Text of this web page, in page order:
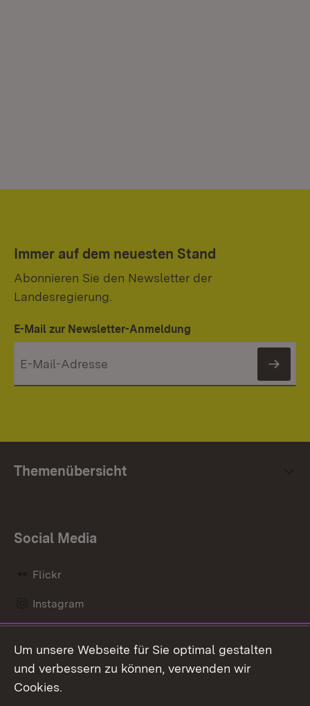
Immer auf dem neuesten Stand
Abonnieren Sie den Newsletter der
Landesregierung.
E-Mail zur Newsletter-Anmeldung
Themenübersicht
Social Media
Flickr
Instagram
Mastodon
Messenger
Um unsere Webseite für Sie optimal gestalten
und verbessern zu können, verwenden wir
Cookies.